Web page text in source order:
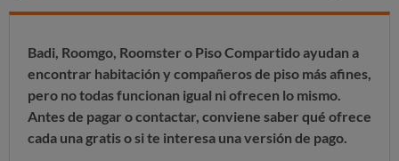
Badi, Roomgo, Roomster o Piso Compartidoayudan a
encontrar habitación y compañeros de piso más afines,
pero no todas funcionan igual ni ofrecen lo mismo.
Antes de pagar o contactar, conviene saber qué ofrece
cada una gratis o si te interesa una versión de pago.